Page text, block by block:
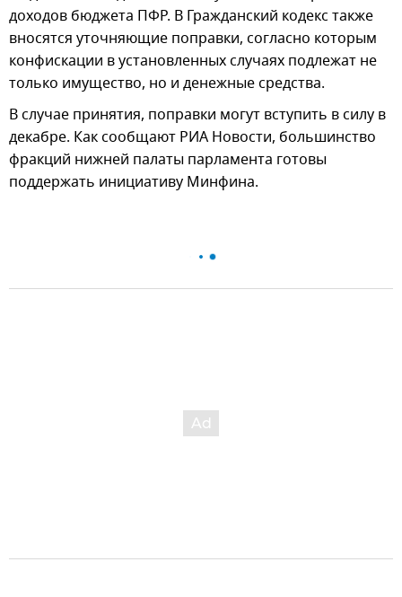
доходов бюджета ПФР. В Гражданский кодекс также
вносятся уточняющие поправки, согласно которым
конфискации в установленных случаях подлежат не
только имущество, но и денежные средства.
В случае принятия, поправки могут вступить в силу в
декабре. Как сообщают РИА Новости, большинство
фракций нижней палаты парламента готовы
поддержать инициативу Минфина.